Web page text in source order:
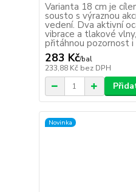
Varianta 18 cm je
sousto s výraznou
vedení. Dva aktivní
vibrace a tlakové
přitáhnou pozornost
283 Kč/bal
233,88 Kč bez DPH
Novinka